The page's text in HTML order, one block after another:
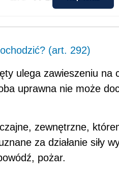
(art. 292)
ulega zawieszeniu na
uprawna nie może
zewnętrzne,
za działanie siły
pożar.